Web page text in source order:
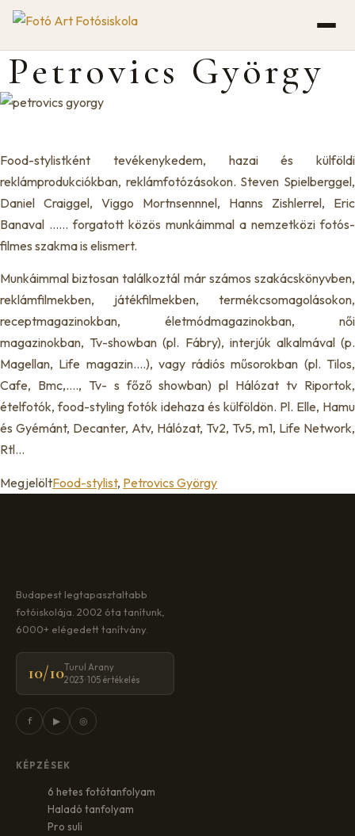
Ugrás
tartalomhoz
Petrovics György
Food-stylistként tevékenykedem, hazai és külföldi
reklámprodukciókban, reklámfotózásokon. Steven Spielberggel,
Daniel Craiggel, Viggo Mortnsennnel, Hanns Zishlerrel, Eric
Banaval …… forgatott közös munkáimmal a nemzetközi fotós-
filmes szakma is elismert.
Munkáimmal biztosan találkoztál már számos szakácskönyvben,
reklámfilmekben, játékfilmekben, termékcsomagolásokon,
receptmagazinokban, életmódmagazinokban, női
magazinokban, Tv-showban (pl. Fábry), interjúk alkalmával (p.
Magellan, Life magazin….), vagy rádiós műsorokban (pl. Tilos,
Cafe, Bmc,…., Tv- s főző showban) pl Hálózat tv Riportok,
ételfotók, food-styling fotók idehaza és külföldön. Pl. Elle, Hamu
és Gyémánt, Decanter, Atv, Hálózat, Tv2, Tv5, m1, Life Network,
Rtl…
MegjelöltFood-stylist, Petrovics György
Budapest legtapasztaltabb
fotóiskolája. 2002 óta tanítunk,
6000+ elégedett tanítvány.
10/10Turul Arany
2023 · 105 értékelés
f ▶ ◎
KÉPZÉSEK
6 hetes fotótanfolyam
Haladó tanfolyam
Pro suli